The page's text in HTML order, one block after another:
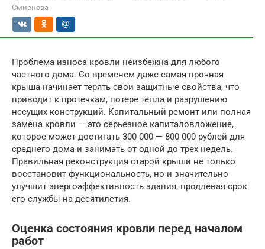
Смирнова
Проблема износа кровли неизбежна для любого
частного дома. Со временем даже самая прочная
крыша начинает терять свои защитные свойства, что
приводит к протечкам, потере тепла и разрушению
несущих конструкций. Капитальный ремонт или полная
замена кровли — это серьезное капиталовложение,
которое может достигать 300 000 — 800 000 рублей для
среднего дома и занимать от одной до трех недель.
Правильная реконструкция старой крыши не только
восстановит функциональность, но и значительно
улучшит энергоэффективность здания, продлевая срок
его службы на десятилетия.
Оценка состояния кровли перед началом
работ